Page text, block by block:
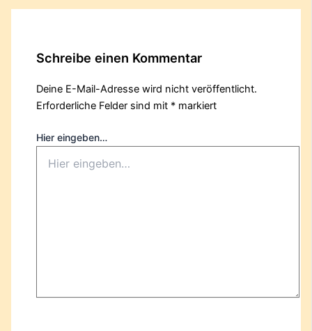
Schreibe einen Kommentar
Deine E-Mail-Adresse wird nicht veröffentlicht.
Erforderliche Felder sind mit * markiert
Hier eingeben…